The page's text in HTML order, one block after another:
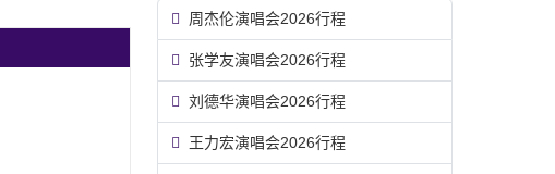
周杰伦演唱会2026行程
张学友演唱会2026行程
刘德华演唱会2026行程
王力宏演唱会2026行程